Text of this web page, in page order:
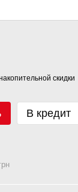
скидки
В кредит